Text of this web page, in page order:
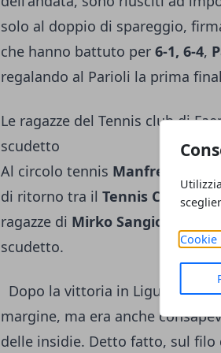
Cookie
solo al doppio di spareggio,
che hanno battuto per 6-1, 6-4,
regalando al Parioli la prima
Le ragazze del Tennis club di
scudetto
Al circolo tennis Manfredo
di ritorno tra il Tennis Club
ragazze di Mirko Sangiorgi
scudetto.
Dopo la vittoria in Liguria per
margine, ma era anche
delle insidie. Detto fatto, sul